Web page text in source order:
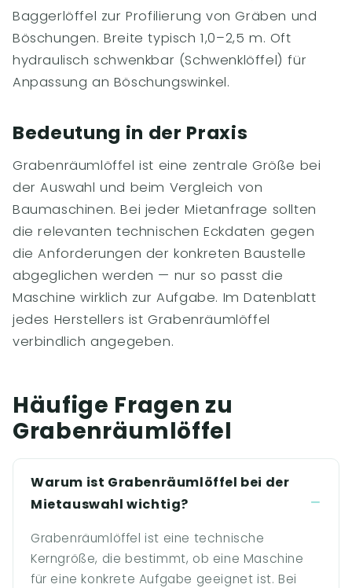
Baggerlöffel zur Profilierung von Gräben und
Böschungen. Breite typisch 1,0–2,5 m. Oft
hydraulisch schwenkbar (Schwenklöffel) für
Anpassung an Böschungswinkel.
Bedeutung in der Praxis
Grabenräumlöffel ist eine zentrale Größe bei
der Auswahl und beim Vergleich von
Baumaschinen. Bei jeder Mietanfrage sollten
die relevanten technischen Eckdaten gegen
die Anforderungen der konkreten Baustelle
abgeglichen werden — nur so passt die
Maschine wirklich zur Aufgabe. Im Datenblatt
jedes Herstellers ist Grabenräumlöffel
verbindlich angegeben.
Häufige Fragen zu
Grabenräumlöffel
Warum ist Grabenräumlöffel bei der
Mietauswahl wichtig?
Grabenräumlöffel ist eine technische
Kerngröße, die bestimmt, ob eine Maschine
für eine konkrete Aufgabe geeignet ist. Bei